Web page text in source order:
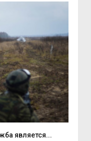
является...